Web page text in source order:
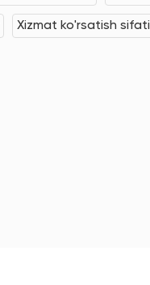
Xizmat ko'rsatish sifati